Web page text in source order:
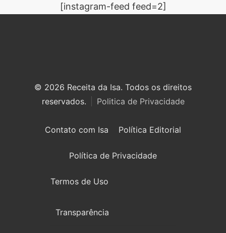
[instagram-feed feed=2]
© 2026 Receita da Isa. Todos os direitos
reservados.
Politica de Privacidade
Contato com Isa Política Editorial
Política de Privacidade
Termos de Uso
Transparência